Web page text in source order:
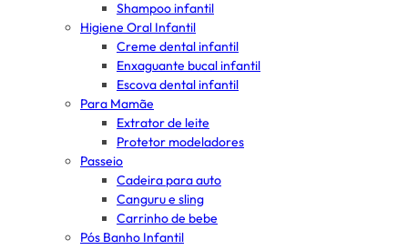
Shampoo infantil
Higiene Oral Infantil
Creme dental infantil
Enxaguante bucal infantil
Escova dental infantil
Para Mamãe
Extrator de leite
Protetor modeladores
Passeio
Cadeira para auto
Canguru e sling
Carrinho de bebe
Pós Banho Infantil